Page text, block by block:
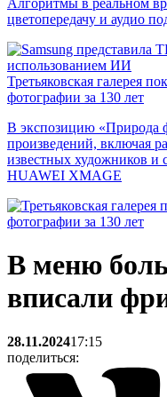
Алгоритмы в реальном
цветопередачу и аудио
Третьяковская галерея
фотографии за 130 лет
В экспозицию «Природа
произведений, включая
известных художников и
HUAWEI XMAGE
В меню
вписали
28.11.202417:15
поделиться: